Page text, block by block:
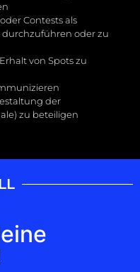
Contests als
oder zu
von Spots zu
der
zu beteiligen